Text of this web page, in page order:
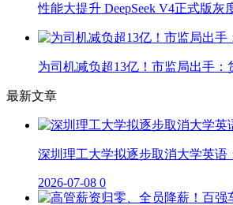
性能大提升 DeepSeek V4正式版
为司机减负超13亿！市监局出手
最新文章
深圳理工大学拟逐步取消大学英
2026-07-08 0